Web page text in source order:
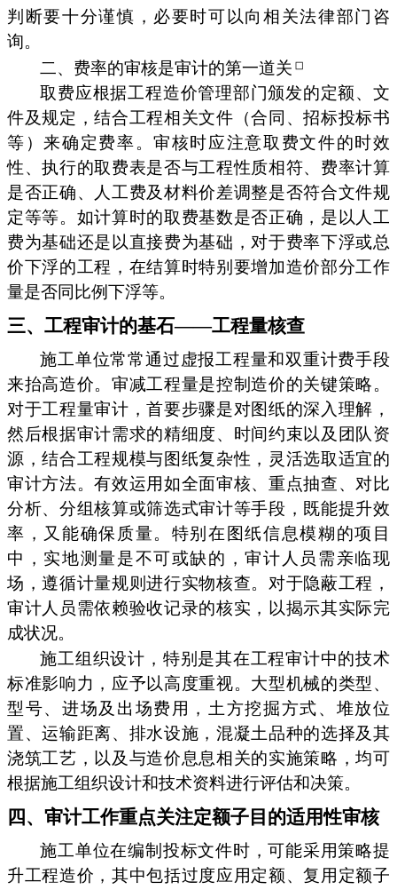
判断要十分谨慎，必要时可以向相关法律部门咨
询。
二、费率的审核是审计的第一道关
取费应根据工程造价管理部门颁发的定额、文
件及规定，结合工程相关文件（合同、招标投标书
等）来确定费率。审核时应注意取费文件的时效
性、执行的取费表是否与工程性质相符、费率计算
是否正确、人工费及材料价差调整是否符合文件规
定等等。如计算时的取费基数是否正确，是以人工
费为基础还是以直接费为基础，对于费率下浮或总
价下浮的工程，在结算时特别要增加造价部分工作
量是否同比例下浮等。
三、工程审计的基石——工程量核查
施工单位常常通过虚报工程量和双重计费手段
来抬高造价。审减工程量是控制造价的关键策略。
对于工程量审计，首要步骤是对图纸的深入理解，
然后根据审计需求的精细度、时间约束以及团队资
源，结合工程规模与图纸复杂性，灵活选取适宜的
审计方法。有效运用如全面审核、重点抽查、对比
分析、分组核算或筛选式审计等手段，既能提升效
率，又能确保质量。特别在图纸信息模糊的项目
中，实地测量是不可或缺的，审计人员需亲临现
场，遵循计量规则进行实物核查。对于隐蔽工程，
审计人员需依赖验收记录的核实，以揭示其实际完
成状况。
施工组织设计，特别是其在工程审计中的技术
标准影响力，应予以高度重视。大型机械的类型、
型号、进场及出场费用，土方挖掘方式、堆放位
置、运输距离、排水设施，混凝土品种的选择及其
浇筑工艺，以及与造价息息相关的实施策略，均可
根据施工组织设计和技术资料进行评估和决策。
四、审计工作重点关注定额子目的适用性审核
施工单位在编制投标文件时，可能采用策略提
升工程造价，其中包括过度应用定额、复用定额子